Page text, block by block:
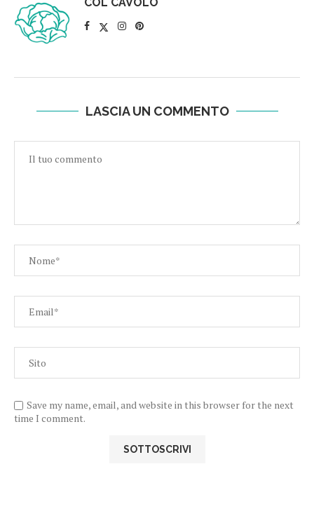
LASCIA UN COMMENTO
Save my name, email, and website in this browser for the next
time I comment.